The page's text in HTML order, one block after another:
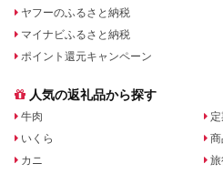
ヤフーのふるさと納税
マイナビふるさと納税
ポイント還元キャンペーン
人気の返礼品から探す
牛肉
いくら
カニ
商
旅